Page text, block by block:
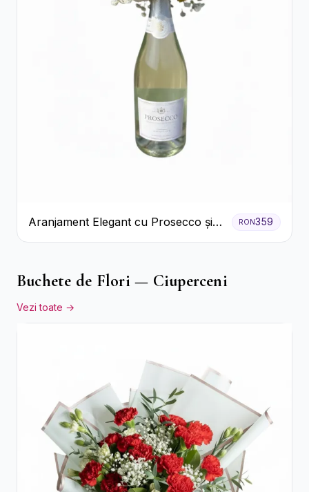
Aranjament Elegant cu Prosecco și
Flori Galbene.
RON359
Buchete de Flori — Ciuperceni
Vezi toate →